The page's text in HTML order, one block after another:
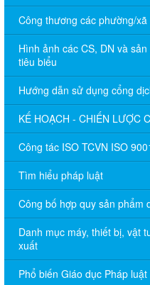
Công thương các phường/xã
Hình ảnh các CS, DN và
tiêu biểu
Hướng dẫn sử dụng cổng
KẾ HOẠCH - CHIẾN LƯỢC
Công tác ISO TCVN ISO
Tìm hiểu pháp luật
Công bố hợp quy sản phẩm
Danh mục máy, thiết bị, vật
xuất
Phổ biến Giáo dục Pháp luật